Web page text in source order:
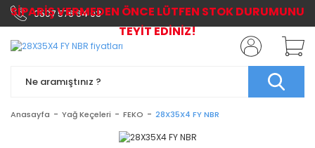
0507 576 64 03
Anasayfa Yağ Keçeleri FEKO 28X35X4 FY NBR
SİPARİŞ VERMEDEN ÖNCE LÜTFEN STOK DURUMUNU
TEYİT EDİNİZ!